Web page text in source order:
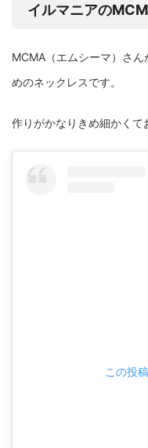
イルマニアの
MCMA（エムシーマ）さ
めのネックレスです。
作りがかなりきめ細かくて
この投